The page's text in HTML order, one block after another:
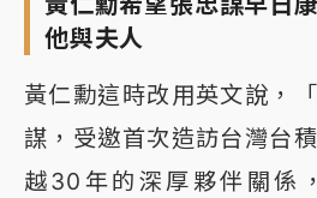
他與夫人
黃仁勳這時改用英文說，
謀，受邀首次造訪台灣台
越30年的深厚夥伴關係